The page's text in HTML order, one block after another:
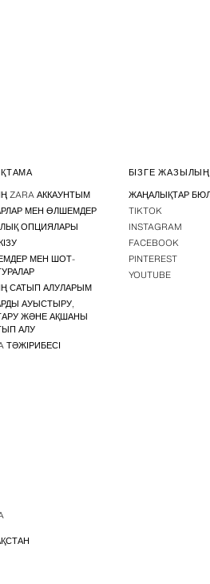
ZARA АККАУНТЫМ
МЕН ӨЛШЕМДЕР
ОПЦИЯЛАРЫ
МЕН ШОТ-
САТЫП АЛУЛАРЫМ
АУЫСТЫРУ,
ЖӘНЕ АҚШАНЫ
АЛУ
ТӘЖІРИБЕСІ
БІЗГЕ
ЖАҢАЛЫҚТАР
TIKTOK
INSTAGRAM
FACEBOOK
PINTEREST
YOUTUBE